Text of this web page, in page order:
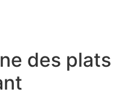
des plats